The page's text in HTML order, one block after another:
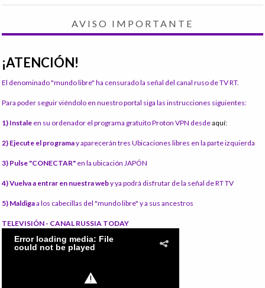
AVISO IMPORTANTE
¡ATENCIÓN!
El denominado "mundo libre" ha censurado la señal del canal ruso de TV RT.
Para poder seguir viéndolo en nuestro portal siga las instrucciones siguientes:
1) Instale en su ordenador el programa gratuito Proton VPN desdeaquí:
2) Ejecute el programay aparecerán tres Ubicaciones libres en la parte izquierda
3) Pulse "CONECTAR" en la ubicación JAPÓN
4) Vuelva a entrar en nuestra weby ya podrá disfrutar de la señal de RT TV
5) Maldigaa los cabecillas del "mundo libre" y a sus ancestros
TELEVISIÓN - CANAL RUSSIA TODAY